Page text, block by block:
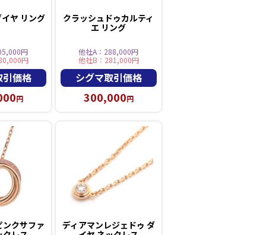
ヤ リング
円
円
価格
円
クラッシュドゥカルティ
エ リング
他社A：288,000円
他社B：281,000円
シグマ取引価格
300,000円
ンクサファ
ディアマンレジェドゥ ダ